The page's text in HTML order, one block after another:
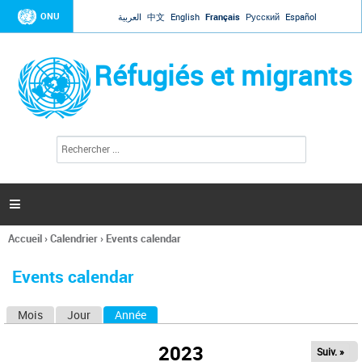
Jump to navigation
ONU العربية 中文 English Français Русский Español
Réfugiés et migrants
l
c
h
e

Vous
ici
Accueil›Calendrier› Events calendar
Events calendar
Mois Jour Année
2023 Suiv. »